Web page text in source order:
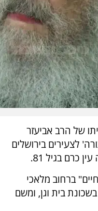
של הרב אביעזר
לצעירים בירושלים
כרם בגיל 81.
ברחוב מלאכי
בית וגן, ומשם